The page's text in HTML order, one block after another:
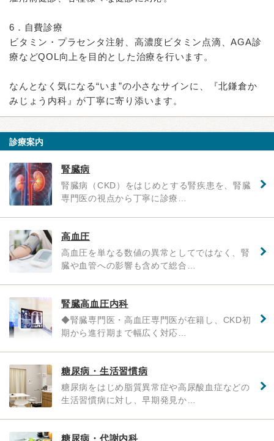
6．自費診療
ビタミン・プラセンタ注射、高濃度ビタミン点滴、AGA診
療などQOL向上を目的とした治療を行います。
なんとなく気になる“いま”の小さなサインに、『北鎌倉か
みじょう内科』が丁寧に寄り添います。
診療案内
腎臓病
腎臓病（CKD）をはじめとする腎疾患を、腎臓
専門医の視点から丁寧に診療…
高血圧
高血圧を単なる数値の異常としてではなく、腎
臓や血管への影響も含めて総合…
腎臓高血圧内科
◆腎臓専門医・高血圧専門医が在籍し、CKD初
期から進行期まで幅広く対応…
糖尿病・生活習慣病
糖尿病をはじめ脂質異常症や高尿酸血症などの
生活習慣病に対し、早期発見か…
糖尿病・代謝内科